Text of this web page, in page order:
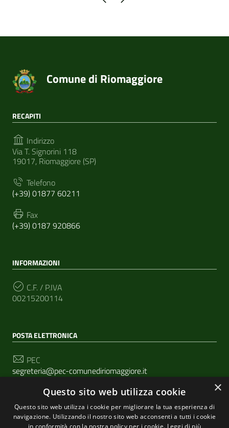
Comune di Riomaggiore
RECAPITI
Indirizzo
Via T. Signorini 118
19017, Riomaggiore (SP)
Telefono
(+39) 01877 60211
Fax
(+39) 0187 920866
INFORMAZIONI
C.F. / P.IVA
00215200114
POSTA ELETTRONICA
PEC
segreteria@pec-comunediriomaggiore.it
Email
urp@comune.riomaggiore.sp.it
×
Questo sito web utilizza cookie
Questo sito web utilizza i cookie per migliorare la tua esperienza di
navigazione. Utilizzando il nostro sito web acconsenti a tutti i cookie
in conformità con la nostra policy per i cookie. Leggi di più